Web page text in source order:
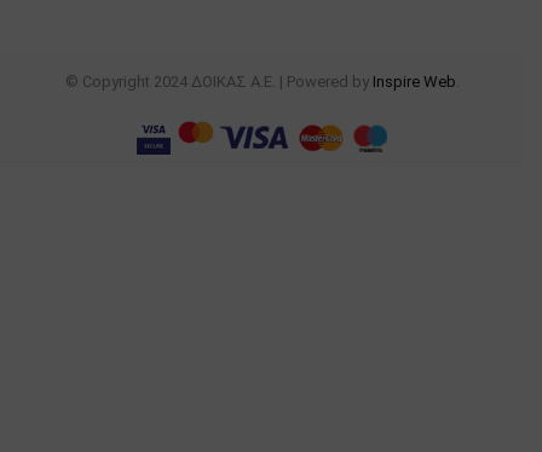
© Copyright 2024 ΔΟΙΚΑΣ Α.Ε. | Powered by Inspire Web.